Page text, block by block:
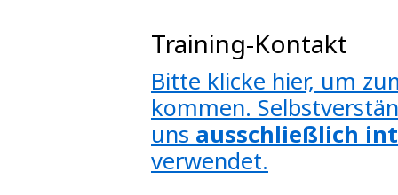
Training-Kontakt
Bitte klicke hier, um
kommen.
uns ausschließlich
verwendet.